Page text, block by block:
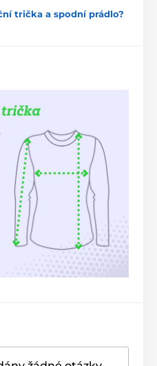
trička a spodní prádlo?